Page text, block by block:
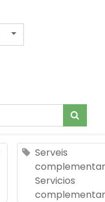
Serveis
Servicios